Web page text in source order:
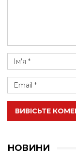
ВИВІСЬТЕ
НОВИНИ